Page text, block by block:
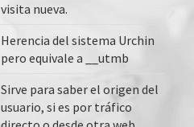
visita nueva.
Herencia del sistema Urchin
pero equivale a __utmb
Sirve para saber el origen del
usuario, si es por tráfico